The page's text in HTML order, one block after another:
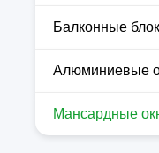
Балконные
Алюминиевые
Мансардные